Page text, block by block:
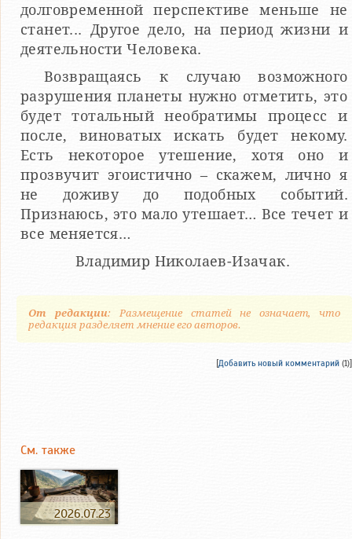
долговременной перспективе меньше не
станет... Другое дело, на период жизни и
деятельности Человека.
Возвращаясь к случаю возможного
разрушения планеты нужно отметить, это
будет тотальный необратимы процесс и
после, виноватых искать будет некому.
Есть некоторое утешение, хотя оно и
прозвучит эгоистично – скажем, лично я
не доживу до подобных событий.
Признаюсь, это мало утешает… Все течет и
все меняется…
Владимир Николаев-Изачак.
От редакции: Размещение статей не означает, что
редакция разделяет мнение его авторов.
[Добавить новый комментарий (1)]
См. также
2026.07.23